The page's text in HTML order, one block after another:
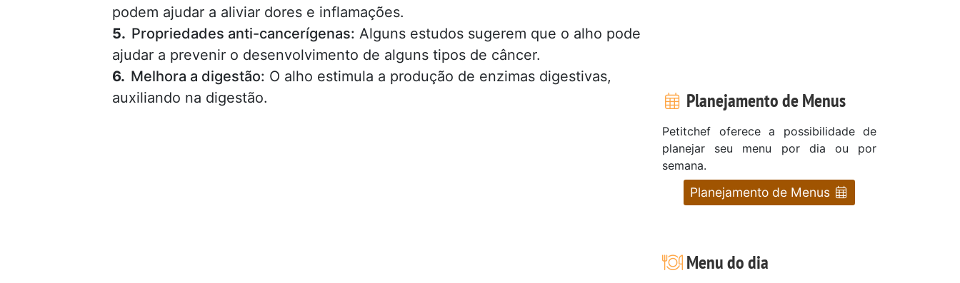
podem ajudar a aliviar dores e inflamações.
Propriedades anti-cancerígenas: Alguns estudos sugerem que o alho pode
ajudar a prevenir o desenvolvimento de alguns tipos de câncer.
Melhora a digestão: O alho estimula a produção de enzimas digestivas,
auxiliando na digestão.
Planejamento de Menus
Petitchef oferece a possibilidade de
planejar seu menu por dia ou por
semana.
Planejamento de Menus
Menu do dia